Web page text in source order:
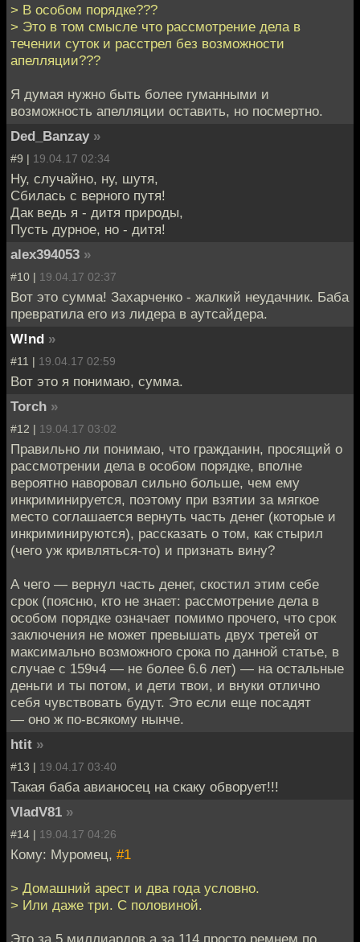
> В особом порядке???
> Это в том смысле что рассмотрение дела в
течении суток и расстрел без возможности
апелляции???
Я думая нужно быть более гуманными и
возможность апелляции оставить, но посмертно.
Ded_Banzay »
#9 | 19.04.17 02:34
Ну, случайно, ну, шутя,
Сбилась с верного путя!
Дак ведь я - дитя природы,
Пусть дурное, но - дитя!
alex394053 »
#10 | 19.04.17 02:37
Вот это сумма! Захарченко - жалкий неудачник. Баба
превратила его из лидера в аутсайдера.
W!nd »
#11 | 19.04.17 02:59
Вот это я понимаю, сумма.
Torch »
#12 | 19.04.17 03:02
Правильно ли понимаю, что гражданин, просящий о
рассмотрении дела в особом порядке, вполне
вероятно наворовал сильно больше, чем ему
инкриминируется, поэтому при взятии за мягкое
место соглашается вернуть часть денег (которые и
инкриминируются), рассказать о том, как стырил
(чего уж кривляться-то) и признать вину?
А чего — вернул часть денег, скостил этим себе
срок (поясню, кто не знает: рассмотрение дела в
особом порядке означает помимо прочего, что срок
заключения не может превышать двух третей от
максимально возможного срока по данной статье, в
случае с 159ч4 — не более 6.6 лет) — на остальные
деньги и ты потом, и дети твои, и внуки отлично
себя чувствовать будут. Это если еще посадят
— оно ж по-всякому нынче.
htit »
#13 | 19.04.17 03:40
Такая баба авианосец на скаку обворует!!!
VladV81 »
#14 | 19.04.17 04:26
Кому: Муромец, #1
> Домашний арест и два года условно.
> Или даже три. С половиной.
Это за 5 миллиардов а за 114 просто ремнем по